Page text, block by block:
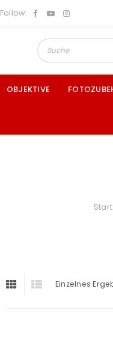
Follow:
OBJEKTIVE
Start
Einzelnes